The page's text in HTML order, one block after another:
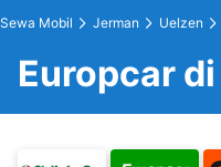
Sewa Mobil Jerman Uelzen
Europcar